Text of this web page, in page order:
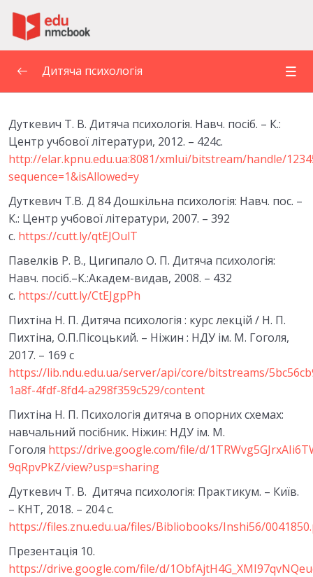
ОСОБЛИВОСТІ ПСИХІЧНОГО РОЗВИТКУ
ДИТИНИ. ПРЕДМЕТ І ЗАВДАННЯ ДИТЯЧОЇ
ПСИХОЛОГІЇ
0/6
2. ПРИНЦИПИ ТА МЕТОДИ ДИТЯЧОЇ
ПСИХОЛОГІЇ
ЛЕКЦІЯ 3. ОСНОВНІ ЗАКОНОМІРНОСТІ ТА
ТЕМА 4. ВІКОВА ПЕРІОДИЗАЦІЯ
ПСИХІЧНОГО РОЗВИТКУ
Тести модуль 1
5. ПСИХОЛОГІЧНІ ОСОБЛИВОСТІ ДИТИНИ У
ФАЗІ НОВОНАРОДЖЕНОСТІ Й
НЕМОВЛЯЧОМУ ВІЦІ
0/7
6.ПСИХІЧНИЙ РОЗВИТОК ДИТИНИ
РАННЬОГО ВІКУ
7.ПСИХОЛОГІЧНІ ОСОБЛИВОСТІ РОЗВИТКУ
ДИТИНИ В ДОШКІЛЬНОМУ ДИТИНСТВІ
0/6
Тести модуль 2 0/1
8. РОЗВИТОК ОСОБИСТОСТІ ДОШКІЛЬНИКА
Дитяча психологія
Дуткевич Т. В. Дитяча психологія. Навч. посіб. – К.:
Центр учбової літератури, 2012. – 424с.
http://elar.kpnu.edu.ua:8081/xmlui/bitstream/handle/
sequence=1&isAllowed=y
Дуткевич Т.В. Д 84 Дошкільна психологія: Навч. пос. –
К.: Центр учбової літератури, 2007. – 392
с. https://cutt.ly/qtEJOulT
Павелків Р. В., Цигипало О. П. Дитяча психологія:
Навч. посіб.–К.:Академ-видав, 2008. – 432
с. https://cutt.ly/CtEJgpPh
Пихтіна Н. П. Дитяча психологія : курс лекцій / Н. П.
Пихтіна, О.П.Пісоцький. – Ніжин : НДУ ім. М. Гоголя,
2017. – 169 с
https://lib.ndu.edu.ua/server/api/core/bitstreams/
1a8f-4fdf-8fd4-a298f359c529/content
Пихтіна Н. П. Психологія дитяча в опорних схемах:
навчальний посібник. Ніжин: НДУ ім. М.
Гоголя https://drive.google.com/file/d/
9qRpvPkZ/view?usp=sharing
Дуткевич Т. В. Дитяча психологія: Практикум. – Київ.
– КНТ, 2018. – 204 с.
https://files.znu.edu.ua/files/Bibliobooks/Inshi56/
Презентація 10.
https://drive.google.com/file/d/